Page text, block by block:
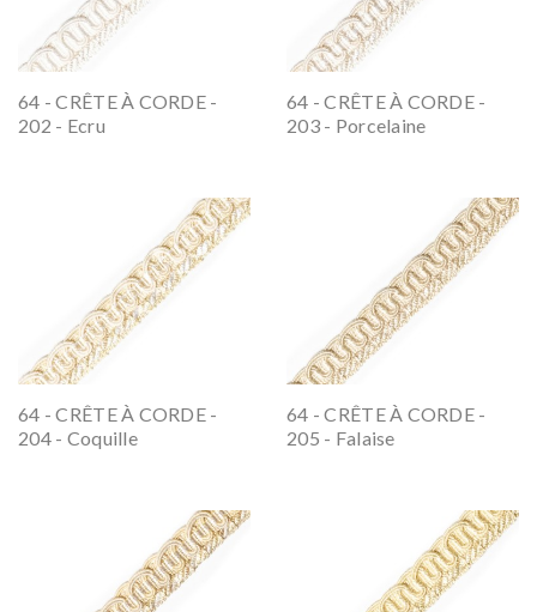
64 - CRÊTE À CORDE -
202 - Ecru
64 - CRÊTE À CORDE -
203 - Porcelaine
64 - CRÊTE À CORDE -
204 - Coquille
64 - CRÊTE À CORDE -
205 - Falaise